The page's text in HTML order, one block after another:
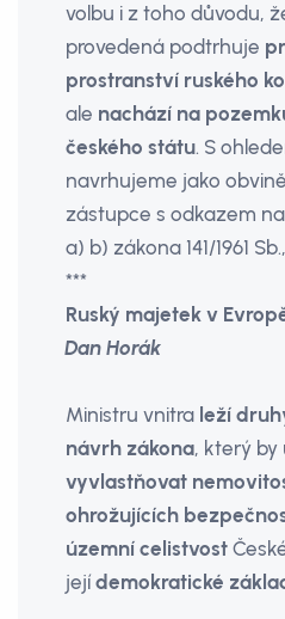
volbu i z toho důvodu,
provedená podtrhuje
prostranství ruského
ale nachází na
českého státu. S
navrhujeme jako
zástupce s odkazem na
a) b) zákona 141/1961
***
Ruský majetek v
Dan Horák
Ministru vnitra leží
návrh zákona, který by
vyvlastňovat
ohrožujících
územní celistvost
jejídemokratické